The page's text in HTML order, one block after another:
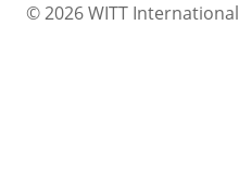
© 2026 WITT International